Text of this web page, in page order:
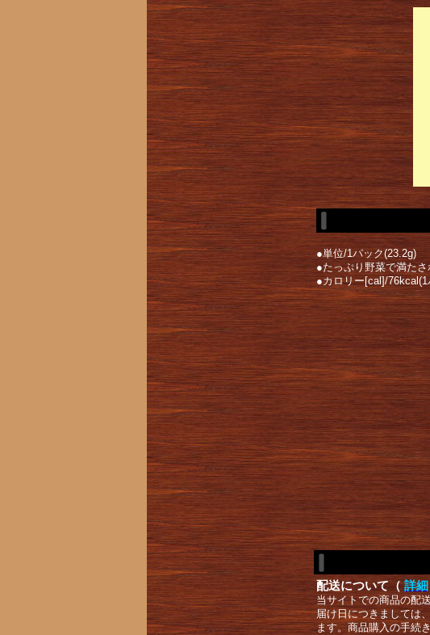
●単位/1パック(23.2g)
●たっぷり野菜で満た
●カロリー[cal]/
配送について（ 詳細
当サイトでの商品の配
届け日につきましては
ます。商品購入の手続